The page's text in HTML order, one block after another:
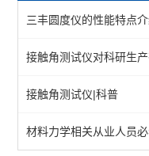
硫化仪/门尼粘度仪
脆化温度试验机
加硫成型机
熔点测试仪
三丰圆度仪的性能特点
接触角测试仪对科研生
接触角测试仪|科普